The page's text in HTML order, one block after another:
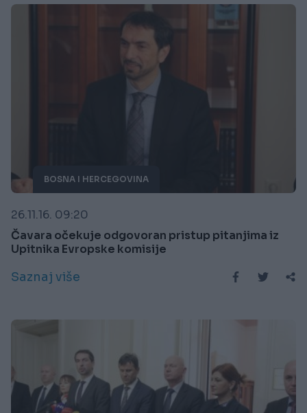
BOSNA I HERCEGOVINA
26.11.16. 09:20
Čavara očekuje odgovoran pristup pitanjima iz
Upitnika Evropske komisije
Saznaj više